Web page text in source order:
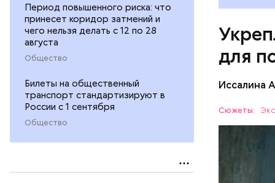
Период повышенного риска: что
принесет коридор затмений и
чего нельзя делать с 12 по 28
августа
Общество
Билеты на общественный
транспорт стандартизируют в
России с 1 сентября
Общество
для
Иссалина
Сюжеты: